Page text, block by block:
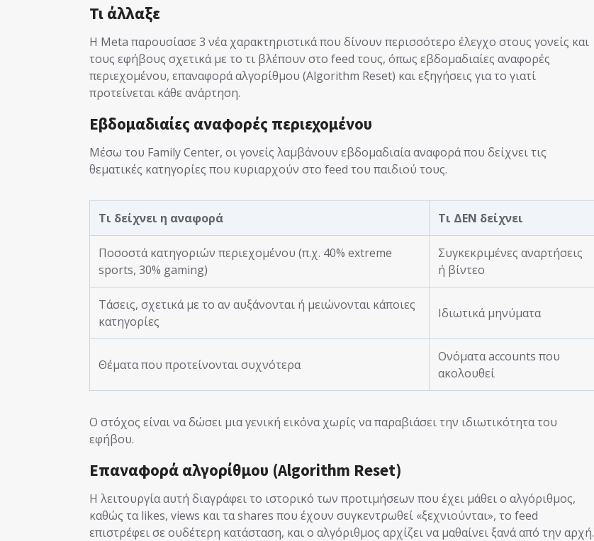
Τι άλλαξε
Η Meta παρουσίασε 3 νέα χαρακτηριστικά που δίνουν περισσότερο έλεγχο στους γονείς και
τους εφήβους σχετικά με το τι βλέπουν στο feed τους, όπως εβδομαδιαίες αναφορές
περιεχομένου, επαναφορά αλγορίθμου (Algorithm Reset) και εξηγήσεις για το γιατί
προτείνεται κάθε ανάρτηση.
Εβδομαδιαίες αναφορές περιεχομένου
Μέσω του Family Center, οι γονείς λαμβάνουν εβδομαδιαία αναφορά που δείχνει τις
θεματικές κατηγορίες που κυριαρχούν στο feed του παιδιού τους.
Τι δείχνει η αναφορά Τι ΔΕΝ δείχνει
Ποσοστά κατηγοριών περιεχομένου (π.χ. 40% extreme
sports, 30% gaming)
Συγκεκριμένες αναρτήσεις
ή βίντεο
Τάσεις, σχετικά με το αν αυξάνονται ή μειώνονται κάποιες
κατηγορίες
Ιδιωτικά μηνύματα
Θέματα που προτείνονται συχνότερα
Ονόματα accounts που
ακολουθεί
Ο στόχος είναι να δώσει μια γενική εικόνα χωρίς να παραβιάσει την ιδιωτικότητα του
εφήβου.
Επαναφορά αλγορίθμου (Algorithm Reset)
Η λειτουργία αυτή διαγράφει το ιστορικό των προτιμήσεων που έχει μάθει ο αλγόριθμος,
καθώς τα likes, views και τα shares που έχουν συγκεντρωθεί «ξεχνιούνται», το feed
επιστρέφει σε ουδέτερη κατάσταση, και ο αλγόριθμος αρχίζει να μαθαίνει ξανά από την αρχή.